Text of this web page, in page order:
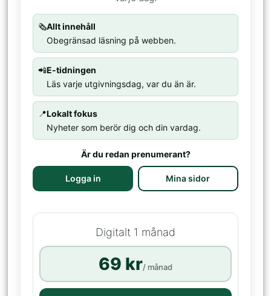
🗞️Allt innehåll
Obegränsad läsning på webben.
📲E-tidningen
Läs varje utgivningsdag, var du än är.
📍Lokalt fokus
Nyheter som berör dig och din vardag.
Är du redan prenumerant?
Logga in Mina sidor
Digitalt 1 månad
69 kr/ månad